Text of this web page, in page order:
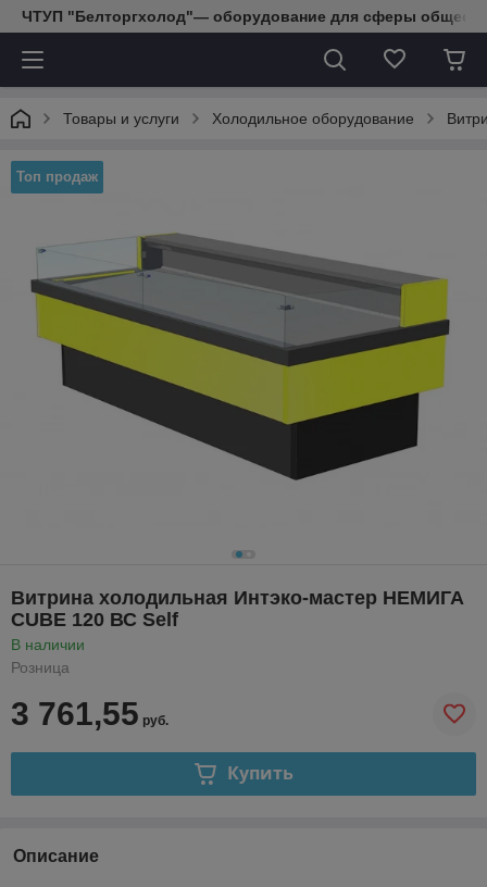
ЧТУП "Белторгхолод"— оборудование для сферы
Товары и услуги Холодильное оборудование
Топ продаж
Витрина холодильная Интэко-мастер НЕМИГА
CUBE 120 ВС Self
В наличии
Розница
3 761,55 руб.
Купить
Описание